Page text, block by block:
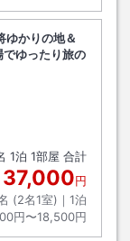
ゆかりの地＆
ゆったり旅の
1泊 1部屋 合計
37,000円
(2名1室)｜ 1泊
円〜18,500円